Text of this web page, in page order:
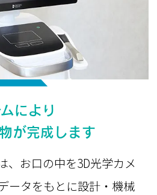
により
が完成します
、お口の中を3D光学カメ
ータをもとに設計・機械